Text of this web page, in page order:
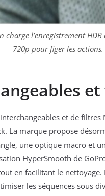
charge l’enregistrement
720p pour figer les actions.
et de filtres
La marque propose
une optique macro et
HyperSmooth de
en facilitant le
les séquences sous